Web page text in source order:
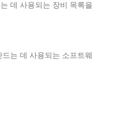
데 사용되는 장비 목록을
는 데 사용되는 소프트웨